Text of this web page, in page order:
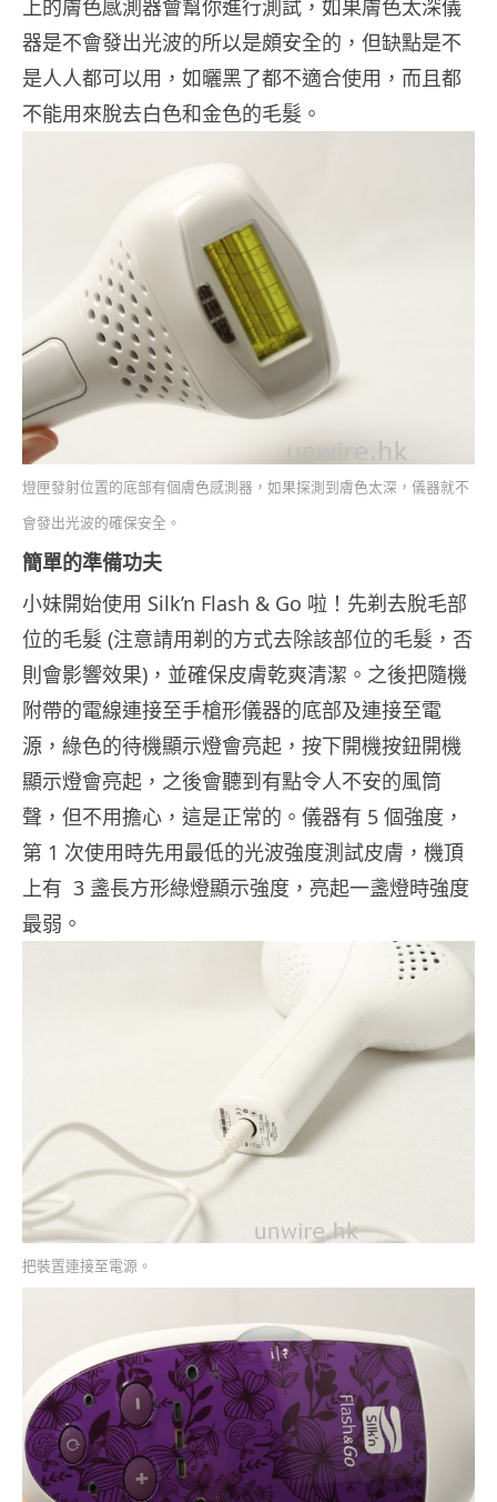
上的膚色感測器會幫你進行測試，如果膚色太深儀
器是不會發出光波的所以是頗安全的，但缺點是不
是人人都可以用，如曬黑了都不適合使用，而且都
不能用來脫去白色和金色的毛髮。
燈匣發射位置的底部有個膚色感測器，如果探測到膚色太深，儀器就不
會發出光波的確保安全。
簡單的準備功夫
小妹開始使用 Silk’n Flash & Go 啦！先剃去脫毛部
位的毛髮 (注意請用剃的方式去除該部位的毛髮，否
則會影響效果)，並確保皮膚乾爽清潔。之後把隨機
附帶的電線連接至手槍形儀器的底部及連接至電
源，綠色的待機顯示燈會亮起，按下開機按鈕開機
顯示燈會亮起，之後會聽到有點令人不安的風筒
聲，但不用擔心，這是正常的。儀器有 5 個強度，
第 1 次使用時先用最低的光波強度測試皮膚，機頂
上有 3 盞長方形綠燈顯示強度，亮起一盞燈時強度
最弱。
把裝置連接至電源。